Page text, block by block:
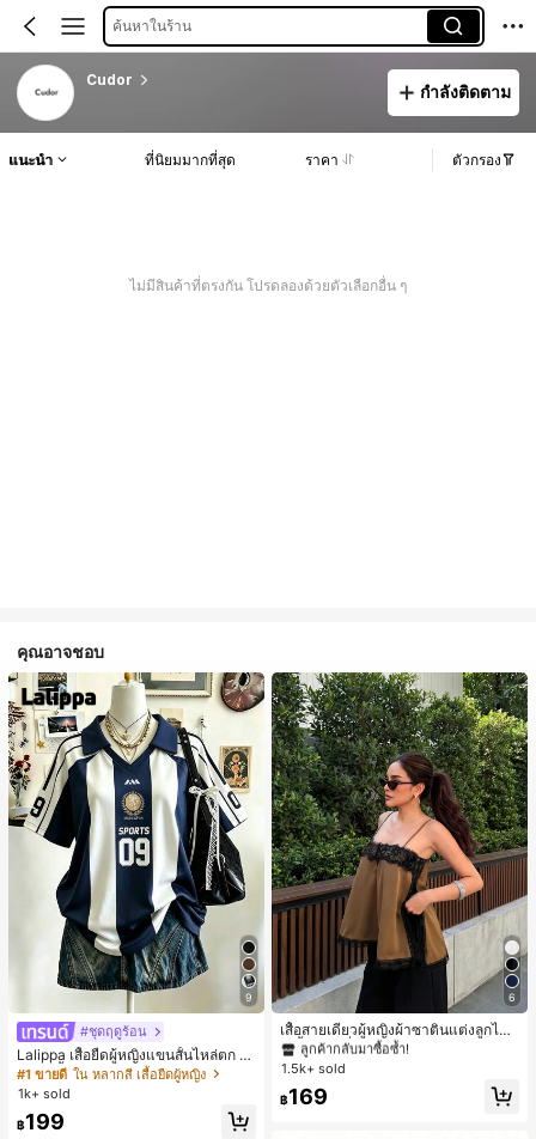
ค้นหาในร้าน
Cudor
กำลังติดตาม
แนะนำ ที่นิยมมากที่สุด ราคา ตัวกรอง
ไม่มีสินค้าที่ตรงกัน โปรดลองด้วยตัวเลือกอื่น ๆ
คุณอาจชอบ
9
#ชุดฤดูร้อน
Lalippa เสื้อยืดผู้หญิงแขนสั้นไหล่ตก ค
อวีปกเสื้อ ลายพิมพ์ดิจิทัลลายทาง สไตล์
สปอร์ตแฟชั่นมินิมอล ของขวัญสำหรับเ
พื่อน
#1 ขายดี ใน หลากสี เสื้อยืดผู้หญิง
1k+ sold
฿199
6
เสื้อสายเดี่ยวผู้หญิงผ้าซาตินแต่งลูกไม้
- เสื้อสายเดี่ยวฤดูร้อนสีคากีมีรอยผ่าด้า
นข้างที่น่าดึงดูดแบบสบายๆ
#1 ขายดี
ใน สีกากี เสื้อสตรี เสื้อเบลาส์ & Tee
ลูกค้ากลับมาซื้อซ้ำ!
#1 ขายดี
ใน สีกากี เสื้อสตรี เสื้อเบลาส์ & Tee
ลูกค้ากลับมาซื้อซ้ำ!
#1 ขายดี
ใน สีกากี เสื้อสตรี เสื้อเบลาส์ & Tee
ลูกค้ากลับมาซื้อซ้ำ!
#1 ขายดี
ลูกค้ากลับมาซื้อซ้ำ!
1.5k+ sold
฿169